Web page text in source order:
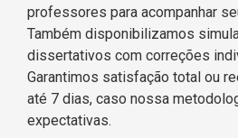
professores para acompanhar
Também disponibilizamos
dissertativos com correções
Garantimos satisfação total ou
até 7 dias, caso nossa
expectativas.